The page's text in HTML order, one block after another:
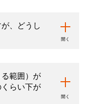
、どうし
約試算をご依頼いただ
払いが必須となります。
範囲）が
らい下が